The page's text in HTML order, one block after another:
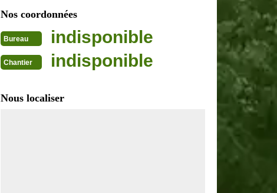
Nos coordonnées
Bureau indisponible
Chantier indisponible
Nous localiser